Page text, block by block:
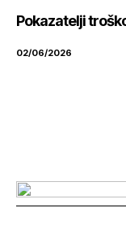
Pokazatelji
02/06/2026